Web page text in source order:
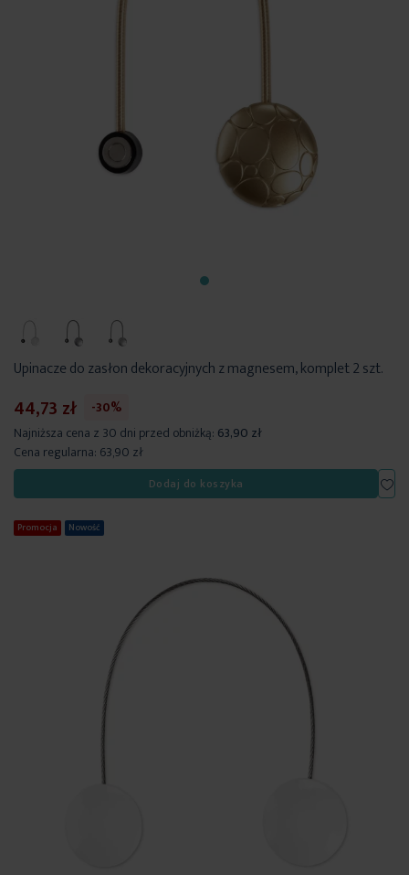
Upinacze do zasłon dekoracyjnych z magnesem, komplet 2 szt.
44,73 zł
-30%
Najniższa cena z 30 dni przed obniżką: 63,90 zł
Cena regularna: 63,90 zł
Dodaj do koszyka
Promocja Nowość